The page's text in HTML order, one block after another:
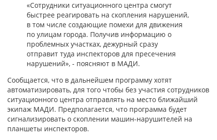
«Сотрудники ситуационного центра смогут
быстрее реагировать на скопления нарушений,
в том числе создающие помехи для движения
по улицам города. Получив информацию о
проблемных участках, дежурный сразу
отправит туда инспекторов для пресечения
нарушений», - поясняют в МАДИ.
Сообщается, что в дальнейшем программу хотят
автоматизировать, для того чтобы без участия сотрудников
ситуационного центра отправлять на место ближайший
экипаж МАДИ. Предполагается, что программа будет
сигнализировать о скоплении машин-нарушителей на
планшеты инспекторов.